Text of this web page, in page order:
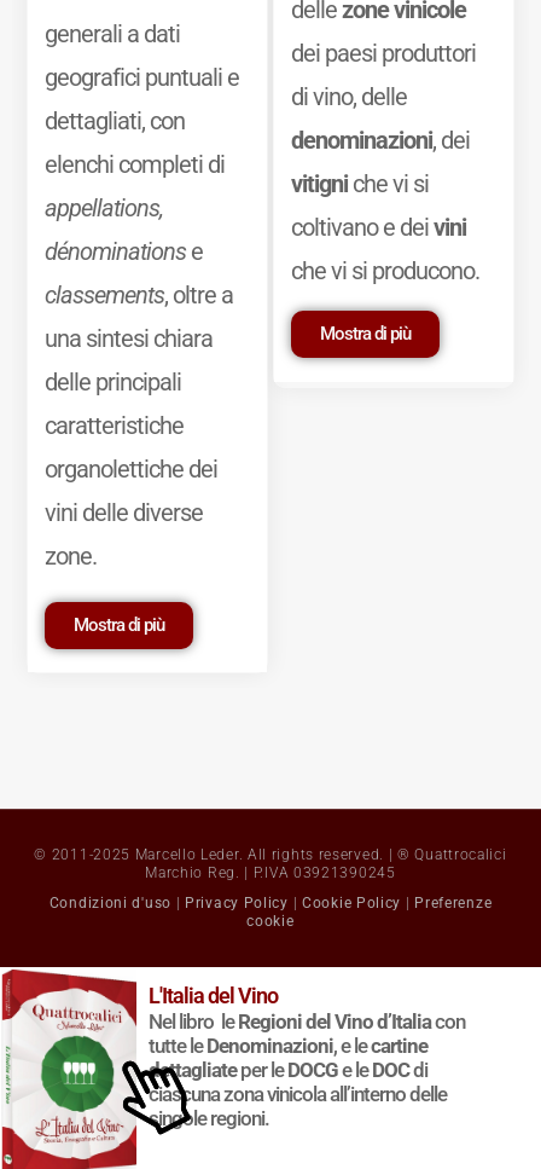
generali a dati
geografici puntuali e
dettagliati, con
elenchi completi di
appellations,
dénominationse
classements, oltre a
una sintesi chiara
delle principali
caratteristiche
organolettiche dei
vini delle diverse
zone.
Mostra di più
dellezone vinicole
dei paesi produttori
di vino, delle
denominazioni, dei
vitigniche vi si
coltivano e deivini
che vi si producono.
Mostra di più
© 2011-2025 Marcello Leder. All rights reserved. | ® Quattrocalici
Marchio Reg. | P.IVA 03921390245
Condizioni d'uso
Privacy Policy Cookie Policy
Preferenze
cookie
L'Italia del Vino
Nel libro leRegioni del Vino d’Italiacon
tutte leDenominazioni, e lecartine
dettagliateper leDOCGe leDOCdi
ciascuna zona vinicola all’interno delle
singole regioni.